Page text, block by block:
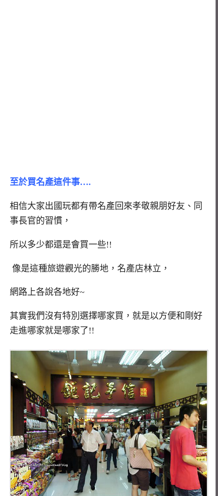
至於買名產這件事….
相信大家出國玩都有帶名產回來孝敬親朋好友、同
事長官的習慣，
所以多少都還是會買一些!!
像是這種旅遊觀光的勝地，名產店林立，
網路上各說各地好~
其實我們沒有特別選擇哪家買，就是以方便和剛好
走進哪家就是哪家了!!